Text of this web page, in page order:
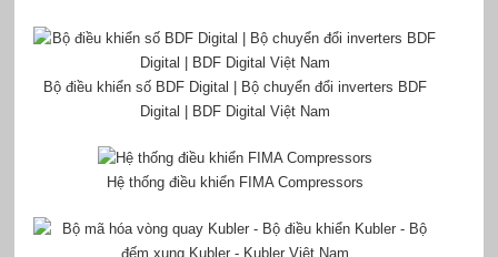
Bộ điều khiển số BDF Digital | Bộ chuyển đổi inverters BDF
Digital | BDF Digital Việt Nam
Hệ thống điều khiển FIMA Compressors